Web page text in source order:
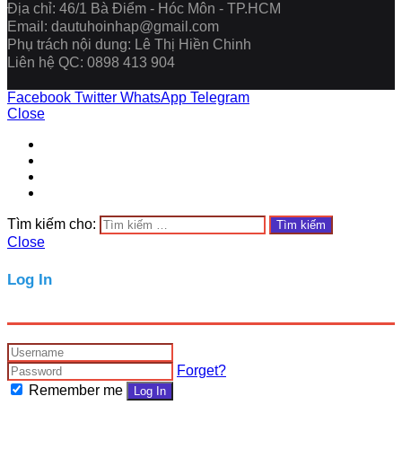
Địa chỉ: 46/1 Bà Điểm - Hóc Môn - TP.HCM
Email: dautuhoinhap@gmail.com
Phụ trách nội dung: Lê Thị Hiền Chinh
Liên hệ QC: 0898 413 904
Facebook Twitter WhatsApp Telegram
Close
Tìm kiếm cho:
Close
Log In
Forget?
Remember me
Log In